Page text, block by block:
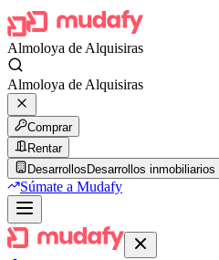
Almoloya de Alquisiras
Almoloya de Alquisiras
Comprar
Rentar
Desarrollos Desarrollos inmobiliarios
Súmate a Mudafy